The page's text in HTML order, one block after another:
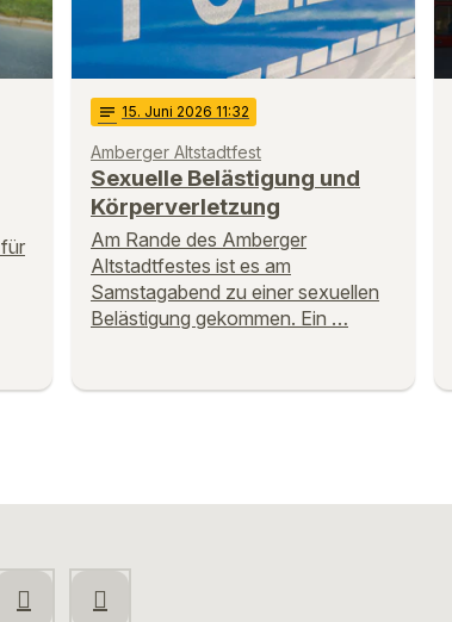
notes 15. Juni 2026 11:32
Amberger Altstadtfest
Sexuelle Belästigung und
Körperverletzung
Am Rande des Amberger
Altstadtfestes ist es am
Samstagabend zu einer sexuellen
Belästigung gekommen. Ein …